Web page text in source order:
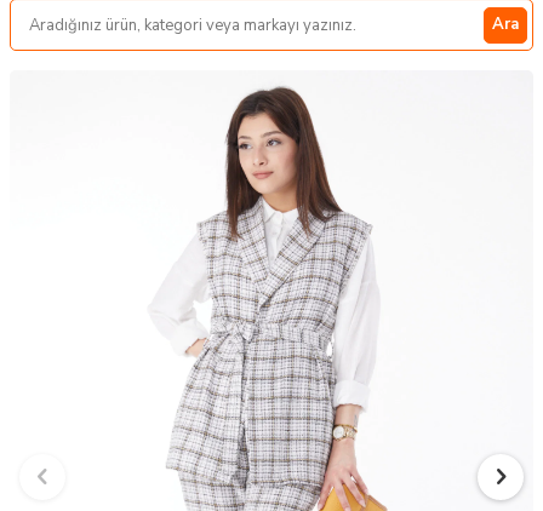
Ara